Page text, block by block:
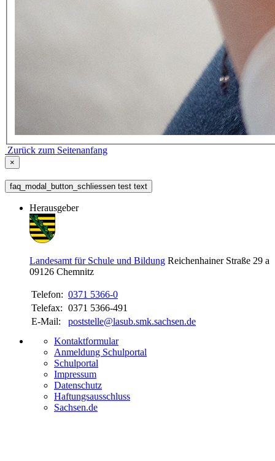
Zurück zum Seitenanfang
×
faq_modal_button_schliessen test text
Herausgeber
Landesamt für Schule und Bildung Reichenhainer Straße 29 a
09126 Chemnitz
Telefon: 0371 5366-0
Telefax: 0371 5366-491
E-Mail:
poststelle@lasub.smk.sachsen.de
Kontaktformular
Anmeldung Schulportal
Schulportal
Impressum
Datenschutz
Haftungsausschluss
Sachsen.de